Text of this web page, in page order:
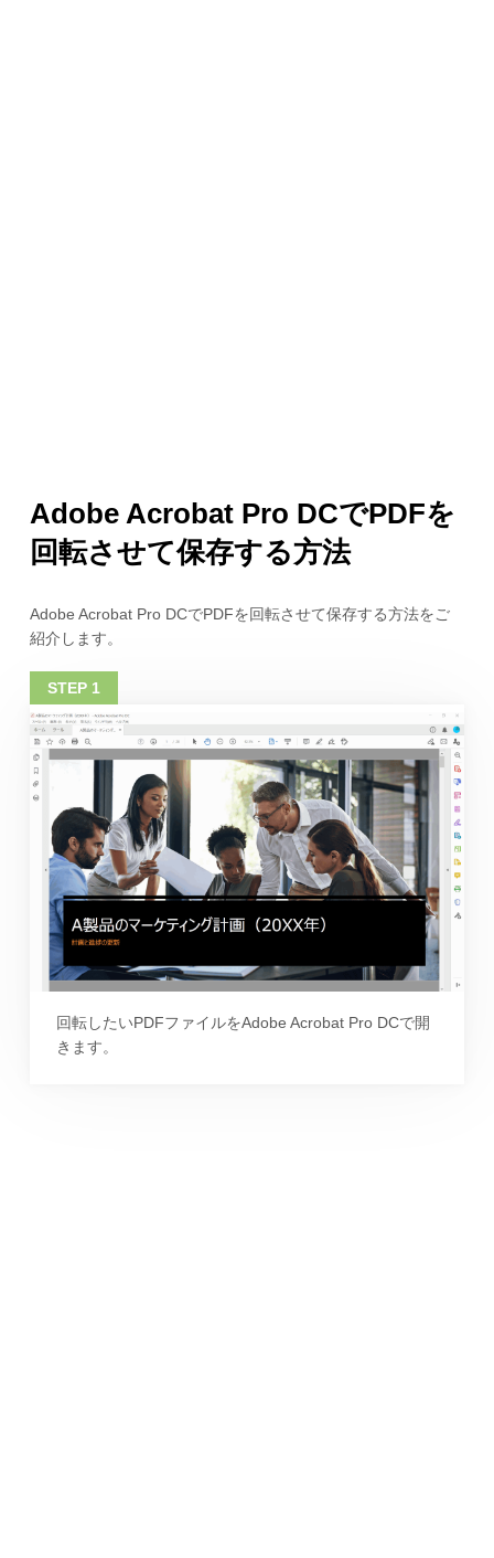
Adobe Acrobat Pro DCでPDFを
回転させて保存する方法
Adobe Acrobat Pro DCでPDFを回転させて保存する方法をご
紹介します。
回転したいPDFファイルをAdobe Acrobat Pro DCで開
きます。